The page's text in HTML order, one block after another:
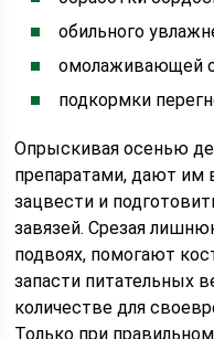
обильного
омолаживающей
подкормки
Опрыскивая осенью
препаратами, дают им
зацвести и
завязей. Срезая
подвоях, помогают
запасти питательных
количестве для
Только при